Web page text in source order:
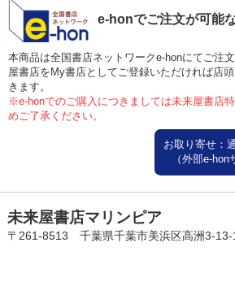
e-honでご注文が可能
本商品は全国書店ネットワークe-honにてご注
屋書店をMy書店としてご登録いただければ店
きます。
※e-honでのご購入につきましては未来屋書店
めご了承ください。
お取り寄せ：
（外部e-hon
未来屋書店マリンピア
〒261-8513 千葉県千葉市美浜区高洲3-13-